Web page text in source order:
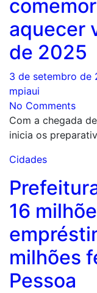
aquecer
de 2025
3 de setembro de
mpiaui
No Comments
Com a chegada
inicia os
Cidades
16
milhões
Pessoa